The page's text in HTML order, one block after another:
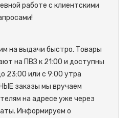
работе с клиентскими
на выдачи быстро. Товары
на ПВЗ к 21:00 и доступны
23:00 или с 9:00 утра
заказы мы вручаем
на адресе уже через
Информируем о